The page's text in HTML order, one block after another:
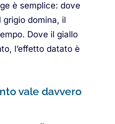
è semplice: dove
grigio domina, il
Dove il giallo
l’effetto datato è
vale davvero